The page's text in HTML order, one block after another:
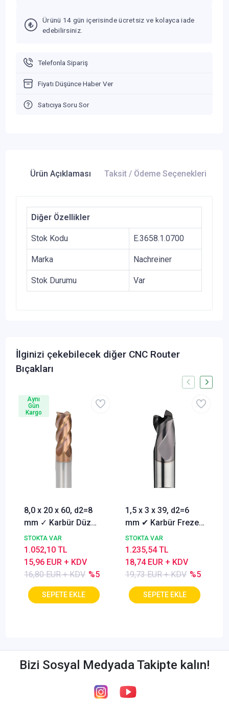
Ürünü 14 gün içerisinde ücretsiz ve kolayca iade
edebilirsiniz.
Telefonla Sipariş
Fiyatı Düşünce Haber Ver
Satıcıya Soru Sor
Ürün Açıklaması Taksit / Ödeme Seçenekleri
Diğer Özellikler
Stok Kodu E.3658.1.0700
Marka Nachreiner
Stok Durumu Var
İlginizi çekebilecek diğer CNC Router
Bıçakları
8,0 x 20 x 60, d2=8
mm ✓ Karbür Düz
Freze, Parmak freze
ucu Z=4,TiSiN
Kaplamalı
STOKTA VAR
16,80 EUR + KDV %5
15,96 EUR + KDV
1.052,10 TL
Aynı
Gün
Kargo
1,5 x 3 x 39, d2=6
mm ✔ Karbür Freze
ucu, Z=3, Kaplamalı,
30°
STOKTA VAR
19,73 EUR + KDV %5
18,74 EUR + KDV
1.235,54 TL
Bizi Sosyal Medyada Takipte kalın!